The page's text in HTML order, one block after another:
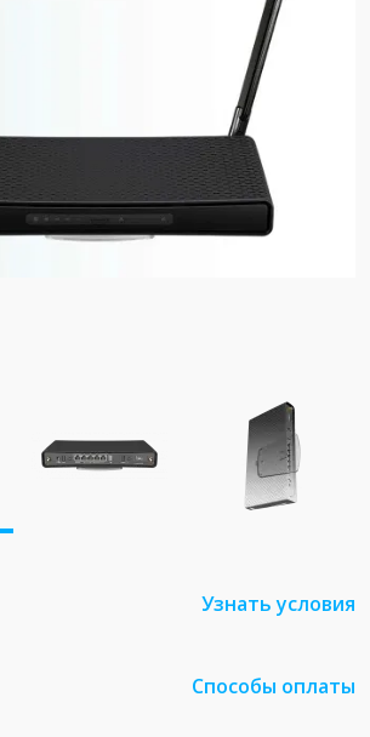
Узнать условия
Способы оплаты